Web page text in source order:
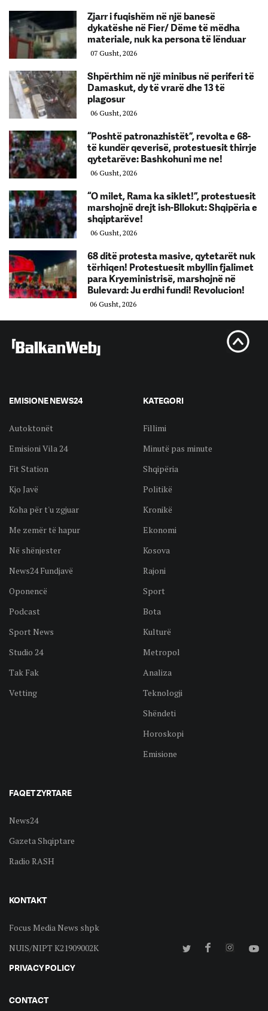
Zjarr i fuqishëm në një banesë
dykatëshe në Fier/ Dëme të mëdha
materiale, nuk ka persona të lënduar
07 Gusht, 2026
Shpërthim në një minibus në periferi të
Damaskut, dy të vrarë dhe 13 të
plagosur
06 Gusht, 2026
“Poshtë patronazhistët”, revolta e 68-
të kundër qeverisë, protestuesit thirrje
qytetarëve: Bashkohuni me ne!
06 Gusht, 2026
“O milet, Rama ka siklet!”, protestuesit
marshojnë drejt ish-Bllokut: Shqipëria e
shqiptarëve!
06 Gusht, 2026
68 ditë protesta masive, qytetarët nuk
tërhiqen! Protestuesit mbyllin fjalimet
para Kryeministrisë, marshojnë në
Bulevard: Ju erdhi fundi! Revolucion!
06 Gusht, 2026
EMISIONE NEWS24
Autoktonët
Emisioni Vila 24
Fit Station
Kjo Javë
Koha për t'u zgjuar
Me zemër të hapur
Në shënjester
News24 Fundjavë
Oponencë
Podcast
Sport News
Studio 24
Tak Fak
Vetting
KATEGORI
Fillimi
Minutë pas minute
Shqipëria
Politikë
Kronikë
Ekonomi
Kosova
Rajoni
Sport
Bota
Kulturë
Metropol
Analiza
Teknologji
Shëndeti
Horoskopi
Emisione
FAQET ZYRTARE
News24
Gazeta Shqiptare
Radio RASH
KONTAKT
Focus Media News shpk
NUIS/NIPT K21909002K
PRIVACY POLICY
CONTACT